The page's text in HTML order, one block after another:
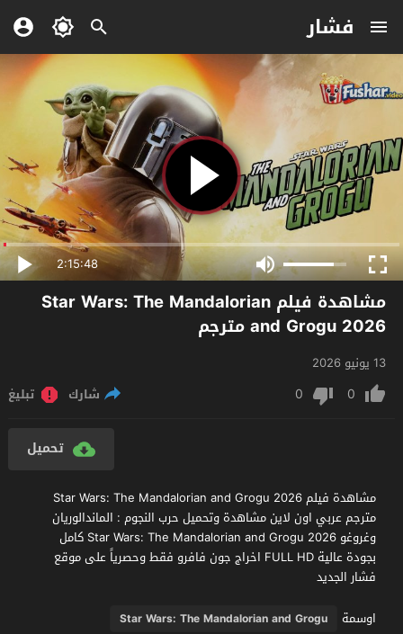
فشار
2:15:48
مشاهدة فيلم Star Wars: The Mandalorian
and Grogu 2026 مترجم
13 يونيو 2026
0
0 شارك تبليغ
تحميل
مشاهدة فيلم Star Wars: The Mandalorian and Grogu 2026
مترجم عربي اون لاين مشاهدة وتحميل حرب النجوم : الماندالوريان
وغروغو Star Wars: The Mandalorian and Grogu 2026 كامل
بجودة عالية FULL HD اخراج جون فافرو فقط وحصرياً على موقع
فشار الجديد
اوسمة
Star Wars: The Mandalorian and Grogu